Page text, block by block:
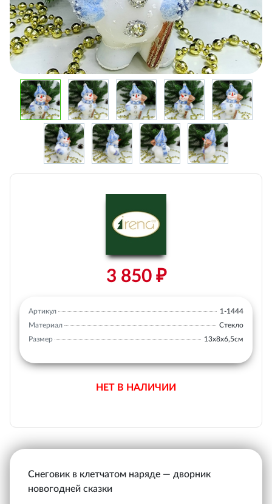
3 850 ₽
Артикул
1-1444
Материал
Стекло
Размер
13х8х6,5см
НЕТ В НАЛИЧИИ
Снеговик в клетчатом наряде — дворник
новогодней сказки